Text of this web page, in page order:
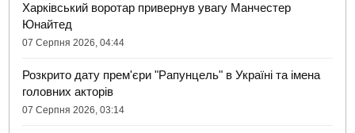
Харківський воротар привернув увагу Манчестер
Юнайтед
07 Серпня 2026, 04:44
Розкрито дату прем'єри "Рапунцель" в Україні та імена
головних акторів
07 Серпня 2026, 03:14